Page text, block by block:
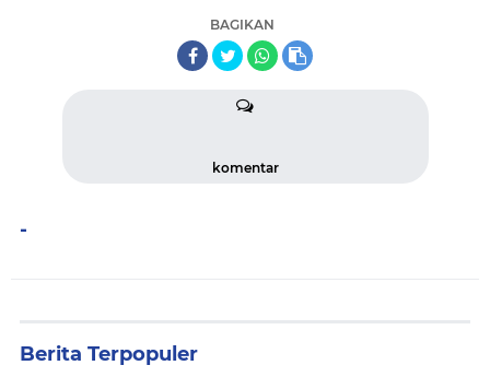
BAGIKAN
komentar
-
Berita Terpopuler